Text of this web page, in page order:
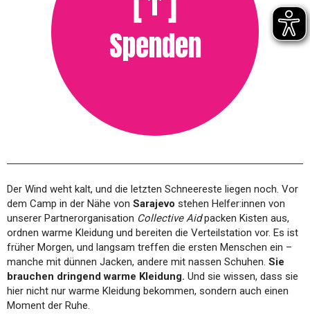
Spenden
Der Wind weht kalt, und die letzten Schneereste liegen noch. Vor
dem Camp in der Nähe von Sarajevo stehen Helfer:innen von
unserer Partnerorganisation Collective Aidpacken Kisten aus,
ordnen warme Kleidung und bereiten die Verteilstation vor. Es ist
früher Morgen, und langsam treffen die ersten Menschen ein –
manche mit dünnen Jacken, andere mit nassen Schuhen. Sie
brauchen dringend warme Kleidung. Und sie wissen, dass sie
hier nicht nur warme Kleidung bekommen, sondern auch einen
Moment der Ruhe.